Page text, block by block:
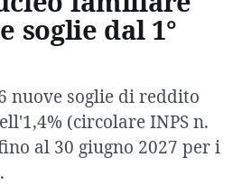
soglie dal 1°
nuove soglie di reddito
(circolare INPS n.
al 30 giugno 2027 per i